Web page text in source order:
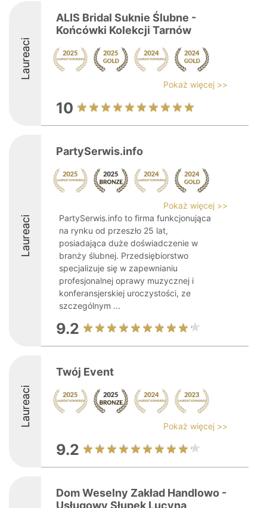
Laureaci
ALIS Bridal Suknie Ślubne -
Końcówki Kolekcji Tarnów
Pokaż więcej >>
10
Laureaci
PartySerwis.info
Pokaż więcej >>
PartySerwis.info to firma funkcjonująca
na rynku od przeszło 25 lat,
posiadająca duże doświadczenie w
branży ślubnej. Przedsiębiorstwo
specjalizuje się w zapewnianiu
profesjonalnej oprawy muzycznej i
konferansjerskiej uroczystości, ze
szczególnym ...
9.2
Laureaci
Twój Event
Pokaż więcej >>
9.2
Dom Weselny Zakład Handlowo -
Usługowy Słupek Lucyna